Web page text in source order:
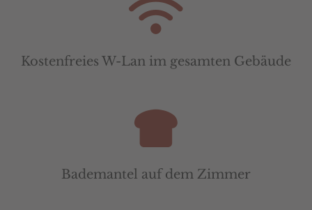
Kostenfreies W-Lan im gesamten Gebäude
Bademantel auf dem Zimmer